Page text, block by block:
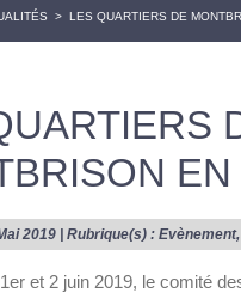
> LES QUARTIERS DE
2019 | Rubrique(s) : Evènement,
et 2 juin 2019, le comité